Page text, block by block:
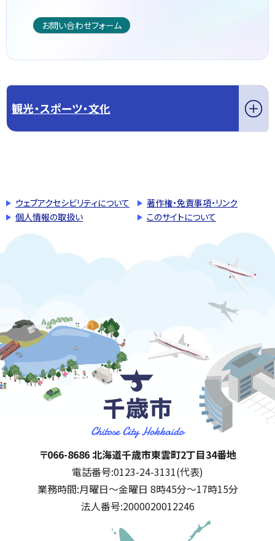
お問い合わせフォーム
観光・スポーツ・文化
ウェブアクセシビリティについて
著作権・免責事項・リンク
個人情報の取扱い
このサイトについて
千歳市
住所:
〒066-8686 北海道千歳市東雲町2丁目34番地
電話番号:0123-24-3131(代表)
業務時間:月曜日～金曜日 8時45分～17時15分
法人番号:2000020012246